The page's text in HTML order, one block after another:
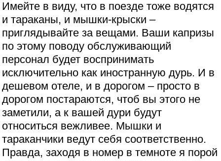
Имейте в виду, что в поезде тоже водятся
и тараканы, и мышки-крыски –
приглядывайте за вещами. Ваши капризы
по этому поводу обслуживающий
персонал будет воспринимать
исключительно как иностранную дурь. И в
дешевом отеле, и в дорогом – просто в
дорогом постараются, чтоб вы этого не
заметили, а к вашей дури будут
относиться вежливее. Мышки и
тараканчики ведут себя соответственно.
Правда, заходя в номер в темноте я порой